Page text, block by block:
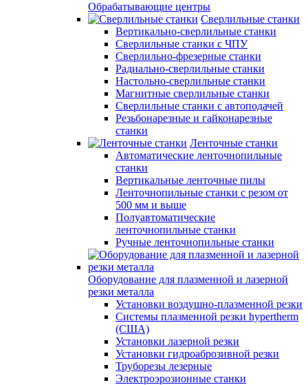
Обрабатывающие центры
Сверлильные станки
Вертикально-сверлильные станки
Сверлильные станки с ЧПУ
Сверлильно-фрезерные станки
Радиально-сверлильные станки
Настольно-сверлильные станки
Магнитные сверлильные станки
Сверлильные станки с автоподачей
Резьбонарезные и гайконарезные
станки
Ленточные станки
Автоматические ленточнопильные
станки
Вертикальные ленточные пилы
Ленточнопильные станки с резом от
500 мм и выше
Полуавтоматические
ленточнопильные станки
Ручные ленточнопильные станки
Оборудование для плазменной и лазерной
резки металла
Установки воздушно-плазменной резки
Системы плазменной резки hypertherm
(США)
Установки лазерной резки
Установки гидроаброзивной резки
Труборезы лезерные
Электроэрозионные станки